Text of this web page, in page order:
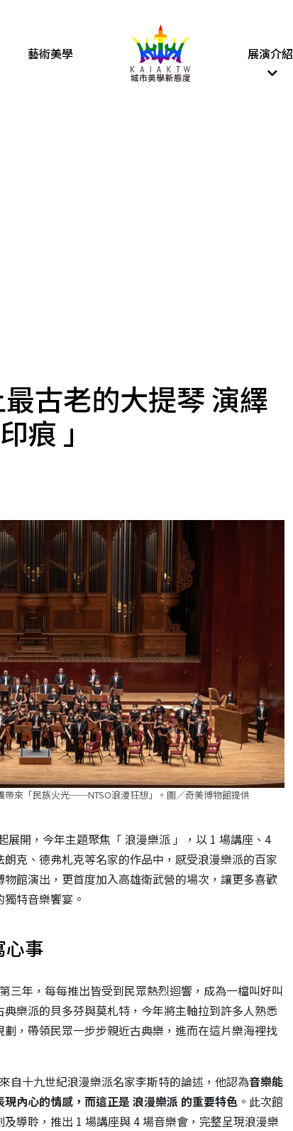
藝術美學 展演介紹
古老的大提琴 演繹
痕 」
帶來「民族火光──NTSO浪漫狂想」。圖／奇美博物館提供
開，今年主題聚焦「 浪漫樂派 」，以 1 場講座、4
克、德弗札克等名家的作品中，感受浪漫樂派的百家
館演出，更首度加入高雄衛武營的場次，讓更多喜歡
特音樂饗宴。
事
三年，每每推出皆受到民眾熱烈迴響，成為一檔叫好叫
樂派的貝多芬與莫札特，今年將主軸拉到許多人熟悉
，帶領民眾一步步親近古典樂，進而在這片樂海裡找
自十九世紀浪漫樂派名家李斯特的論述，他認為音樂能
內心的情感，而這正是 浪漫樂派 的重要特色 。此次館
導聆，推出 1 場講座與 4 場音樂會，完整呈現浪漫樂